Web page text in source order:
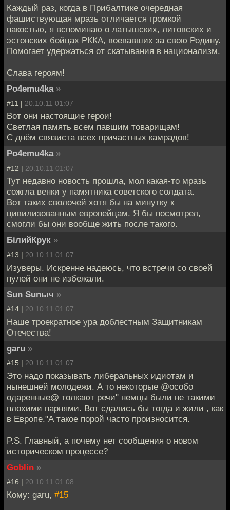
Каждый раз, когда в Прибалтике очередная
фашиствующая мразь отличается громкой
пакостью, я вспоминаю о латышских, литовских и
эстонских бойцах РККА, воевавших за свою Родину.
Помогает удержаться от скатывания в национализм.
Слава героям!
Po4emu4ka »
#11 | 20.10.11 01:07
Вот они настоящие герои!
Светлая память всем павшим товарищам!
С днём связиста всех причастных камрадов!
Po4emu4ka »
#12 | 20.10.11 01:07
Тут недавно новость прошла, мол какая-то мразь
сожгла венки у памятника советского солдата.
Вот таких сволочей хотя бы на минутку к
цивилизованным европейцам. Я бы посмотрел,
смогли бы они вообще жить после такого.
БілийКрук »
#13 | 20.10.11 01:07
Изуверы. Искренне надеюсь, что встречи со своей
пулей они не избежали.
Sun Sunыч »
#14 | 20.10.11 01:07
Наше троекратное ура доблестным Защитникам
Отечества!
garu »
#15 | 20.10.11 01:07
Это надо показывать либеральных идиотам и
нынешней молодежи. А то некоторые @особо
одаренные@ толкают речи" немцы были не такими
плохими парнями. Вот сдались бы тогда и жили , как
в Европе."А такое порой часто произносится.
P.S. Главный, а почему нет сообщения о новом
историческом процессе?
Goblin »
#16 | 20.10.11 01:08
Кому: garu, #15